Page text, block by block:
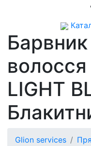
волосся
LIGHT
Glion services